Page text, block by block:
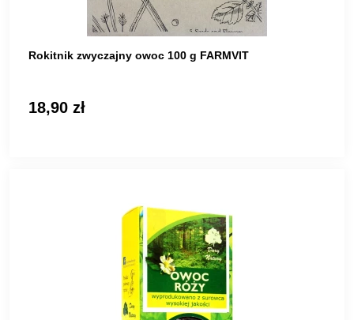
Rokitnik zwyczajny owoc 100 g FARMVIT
18,90 zł